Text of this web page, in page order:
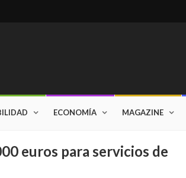
ECONOMÍA MAGAZINE
euros para servicios de